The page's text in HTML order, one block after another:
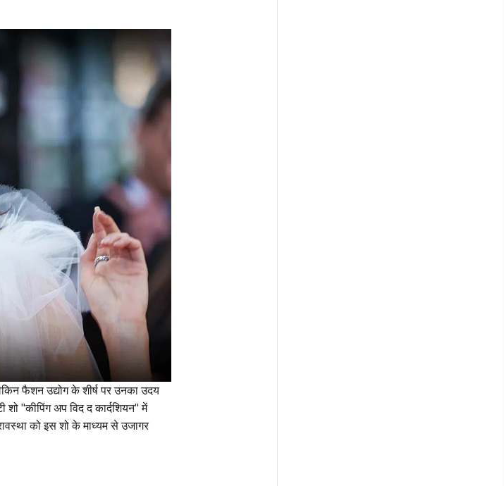
फैशन उद्योग के शीर्ष पर उनका उदय
"कीपिंग अप विद द कार्दशियन" में
को इस शो के माध्यम से उजागर